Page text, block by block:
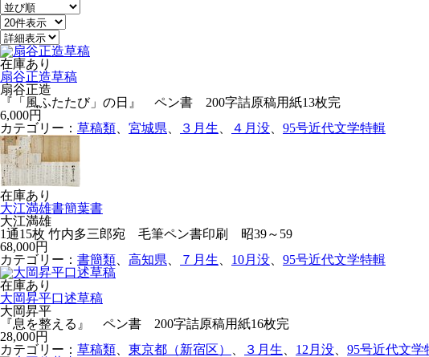
在庫あり
扇谷正造草稿
扇谷正造
『「風ふたたび」の日』 ペン書 200字詰原稿用紙13枚完
6,000円
カテゴリー： 草稿類 宮城県 ３月生 ４月没 95号近代文学特輯
在庫あり
大江満雄書簡葉書
大江満雄
1通15枚 竹内多三郎宛 毛筆ペン書印刷 昭39～59
68,000円
カテゴリー： 書簡類 高知県 ７月生 10月没
95号近代文学特輯
在庫あり
大岡昇平口述草稿
大岡昇平
『息を整える』 ペン書 200字詰原稿用紙16枚完
28,000円
カテゴリー： 草稿類 東京都（新宿区） ３月生 12月没
95号近代文学